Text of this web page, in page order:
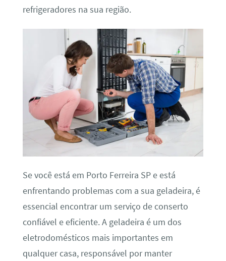
refrigeradores na sua região.
Se você está em Porto Ferreira SP e está
enfrentando problemas com a sua geladeira, é
essencial encontrar um serviço de conserto
confiável e eficiente. A geladeira é um dos
eletrodomésticos mais importantes em
qualquer casa, responsável por manter